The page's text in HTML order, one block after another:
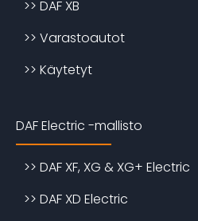
>> DAF XB
>> Varastoautot
>> Käytetyt
DAF Electric -mallisto
>> DAF XF, XG & XG+ Electric
>> DAF XD Electric